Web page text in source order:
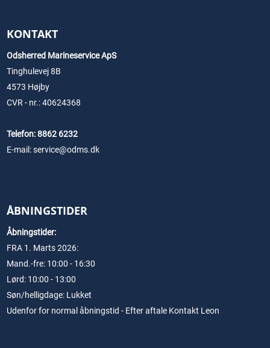
KONTAKT
Odsherred Marineservice ApS
Tinghulevej 8B
4573 Højby
CVR - nr.: 40624368
Telefon: 8862 6232
E-mail: service@odms.dk
ÅBNINGSTIDER
Åbningstider:
FRA 1. Marts 2026:
Mand.-fre: 10:00 - 16:30
Lørd: 10:00 - 13:00
Søn/helligdage: Lukket
Udenfor for normal åbningstid - Efter aftale Kontakt Leon